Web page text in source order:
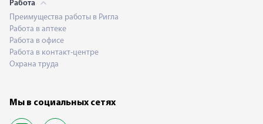
Работа
Преимущества работы в Ригла
Работа в аптеке
Работа в офисе
Работа в контакт-центре
Охрана труда
Мы в социальных сетях